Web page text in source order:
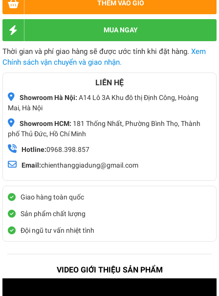
THÊM VÀO GIỎ
MUA NGAY
Thời gian và phí giao hàng sẽ được ước tính khi đặt hàng. Xem
Chính sách vận chuyển và giao nhận.
LIÊN HỆ
Showroom Hà Nội: A14 Lô 3A Khu đô thị Định Công, Hoàng
Mai, Hà Nội
Showroom HCM: 181 Thống Nhất, Phường Bình Thọ, Thành
phố Thủ Đức, Hồ Chí Minh
Hotline:0968.398.857
Email:chienthanggiadung@gmail.com
Giao hàng toàn quốc
Sản phẩm chất lượng
Đội ngũ tư vấn nhiệt tình
VIDEO GIỚI THIỆU SẢN PHẨM